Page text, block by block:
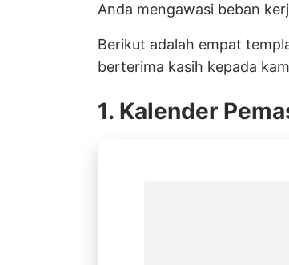
Anda mengawasi beban
Berikut adalah empat
berterima kasih kepada
1. Kalender